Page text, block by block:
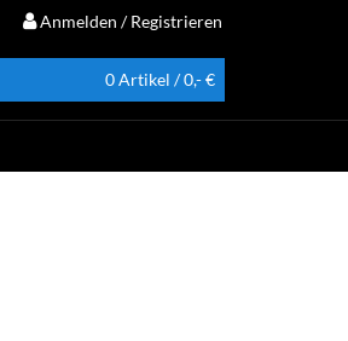
Anmelden / Registrieren
0 Artikel / 0,- €